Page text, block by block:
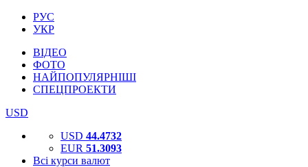
РУС
УКР
ВІДЕО
ФОТО
НАЙПОПУЛЯРНІШІ
СПЕЦПРОЕКТИ
USD
USD 44.4732
EUR 51.3093
Всі курси валют